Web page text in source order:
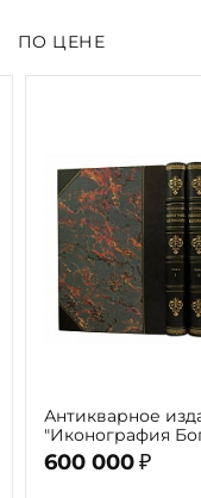
ПО ЦЕНЕ
Антикварное
"Иконография
г. (в 2-х томах с
автора)
600 000 ₽